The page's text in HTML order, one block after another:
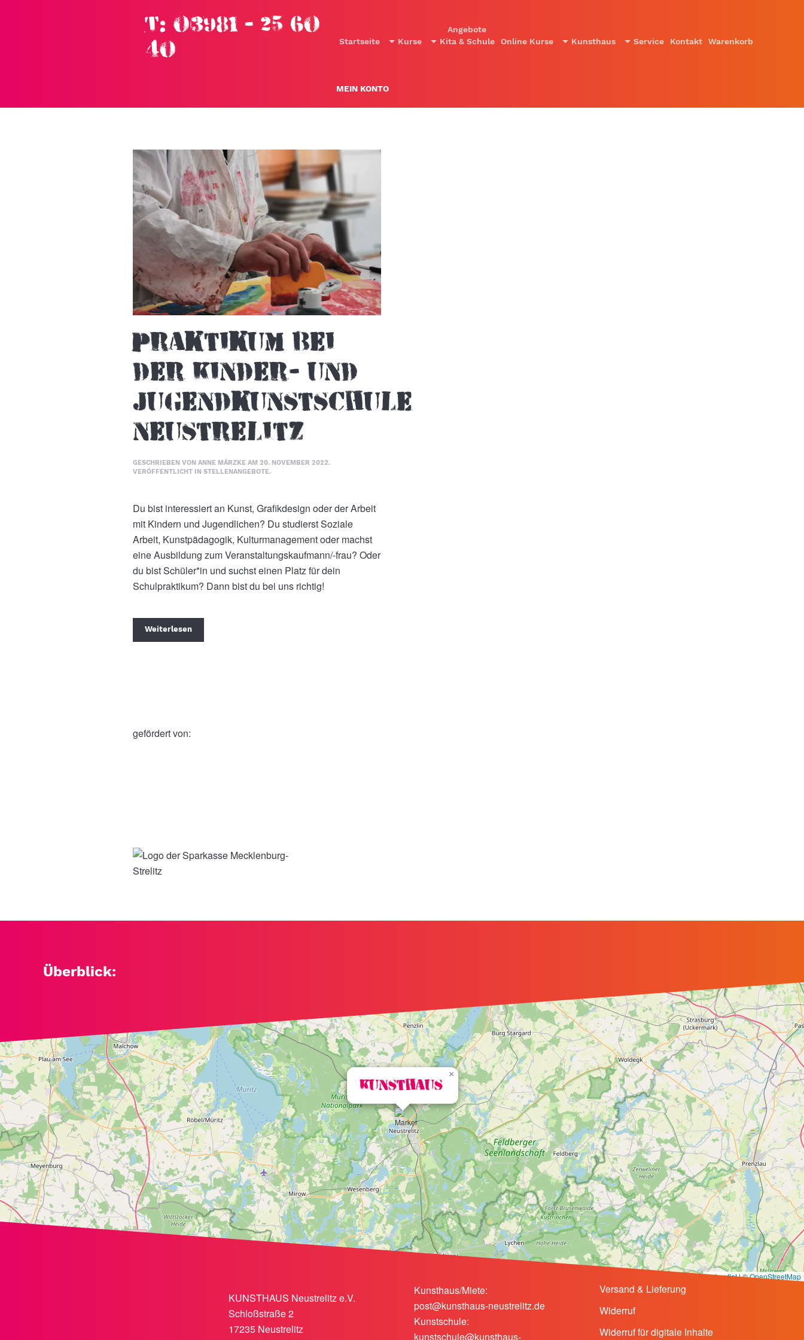
T: 03981 - 25 60
40
Startseite Kurse
Angebote
Kita & Schule Online Kurse Kunsthaus Service Kontakt Warenkorb
MEIN KONTO
Praktikum bei
der Kinder- und
Jugendkunstschule
Neustrelitz
GESCHRIEBEN VON ANNE MÄRZKE AM 20. NOVEMBER 2022.
VERÖFFENTLICHT IN STELLENANGEBOTE.
Du bist interessiert an Kunst, Grafikdesign oder der Arbeit
mit Kindern und Jugendlichen? Du studierst Soziale
Arbeit, Kunstpädagogik, Kulturmanagement oder machst
eine Ausbildung zum Veranstaltungskaufmann/-frau? Oder
du bist Schüler*in und suchst einen Platz für dein
Schulpraktikum? Dann bist du bei uns richtig!
Weiterlesen
gefördert von:
Überblick:
Kunsthaus
×
Leaflet|©OpenStreetMap
KUNSTHAUS Neustrelitz e.V.
Schloßstraße 2
17235 Neustrelitz
Kunsthaus/Miete:
post@kunsthaus-neustrelitz.de
Kunstschule:
kunstschule@kunsthaus-
Versand & Lieferung
Widerruf
Widerruf für digitale Inhalte